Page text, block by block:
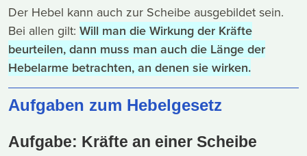
Der Hebel kann auch zur Scheibe ausgebildet sein.
Bei allen gilt: Will man die Wirkung der Kräfte
beurteilen, dann muss man auch die Länge der
Hebelarme betrachten, an denen sie wirken.
Aufgaben zum Hebelgesetz
Aufgabe: Kräfte an einer Scheibe